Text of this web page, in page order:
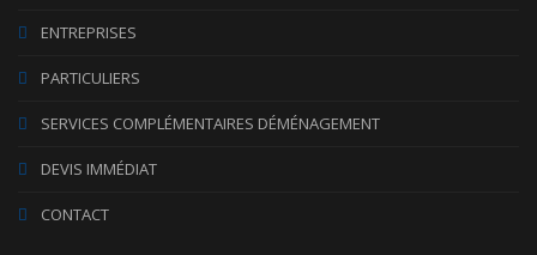
ENTREPRISES
PARTICULIERS
SERVICES COMPLÉMENTAIRES DÉMÉNAGEMENT
DEVIS IMMÉDIAT
CONTACT